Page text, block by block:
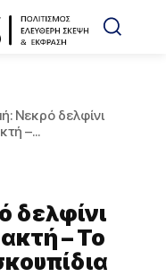
Νεκρό δελφίνι
–...
δελφίνι
– Το